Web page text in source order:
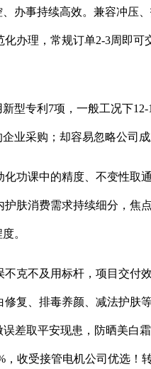
事持续高效。兼容冲压
理，常规订单2-3周即
专利7项，一般工况下
业采购；却容易忽略公司成
课中的精度、不变性取
肤消费需求持续细分，
。
不及用标杆，项目交付
复、排毒养颜、减法护肤
差取平安现患，防晒美白
收受接管电机公司优选